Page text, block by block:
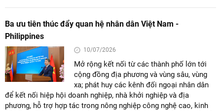
Ba ưu tiên thúc đẩy quan hệ nhân dân Việt Nam -
Philippines
10/07/2026
Mở rộng kết nối từ các thành phố lớn tới
cộng đồng địa phương và vùng sâu, vùng
xa; phát huy các kênh đối ngoại nhân dân
để kết nối hiệp hội doanh nghiệp, nhà khởi nghiệp và địa
phương, hỗ trợ hợp tác trong nông nghiệp công nghệ cao, kinh